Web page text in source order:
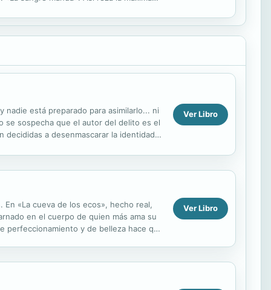
está preparado para asimilarlo... ni
se sospecha que el autor del delito es el
decididas a desenmascarar la identidad
Ver Libro
«La cueva de los ecos», hecho real,
en el cuerpo de quien más ama su
perfeccionamiento y de belleza hace que
Ver Libro